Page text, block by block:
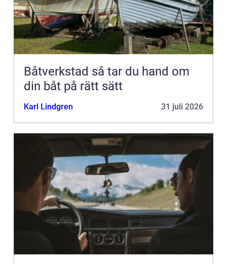
Båtverkstad så tar du hand om
din båt på rätt sätt
Karl Lindgren 31 juli 2026